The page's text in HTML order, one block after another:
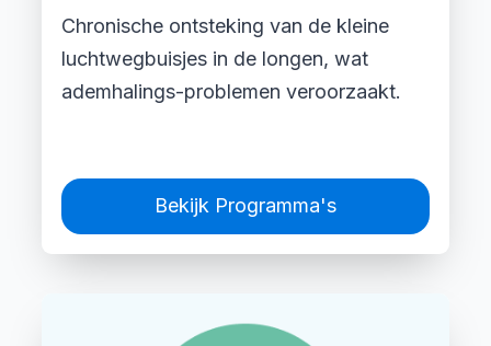
Chronische ontsteking van de kleine
luchtwegbuisjes in de longen, wat
ademhalings-problemen veroorzaakt.
Bekijk Programma's